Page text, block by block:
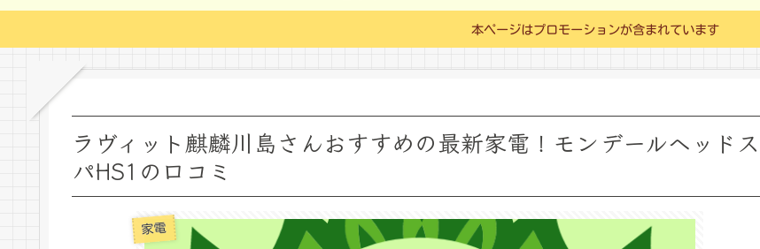
本ページはプロモーションが含まれています
ラヴィット麒麟川島さんおすすめの最新家電！モンデールヘッドス
パHS1の口コミ
家電